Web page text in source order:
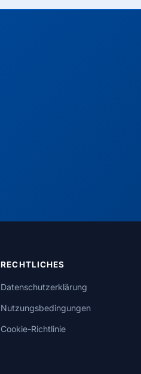
RECHTLICHES
Datenschutzerklärung
Nutzungsbedingungen
Cookie-Richtlinie